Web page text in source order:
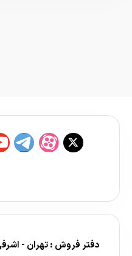
دفتر فروش : تهران -